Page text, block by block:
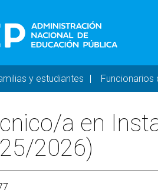
principal -
y estudiantes Funcionarios
a en
2026)